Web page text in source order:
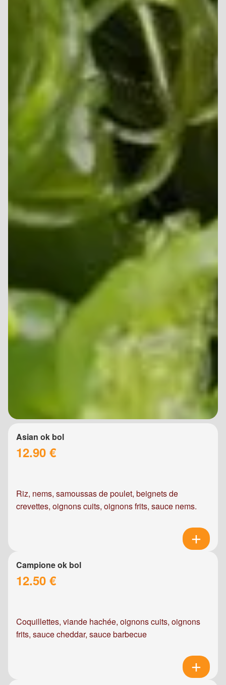
Asian ok bol
12.90 €
Riz, nems, samoussas de poulet, beignets de
crevettes, oignons cuits, oignons frits, sauce nems.
Campione ok bol
12.50 €
Coquillettes, viande hachée, oignons cuits, oignons
frits, sauce cheddar, sauce barbecue